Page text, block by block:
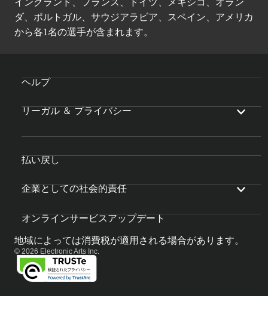
ダ、ポルトガル、サウジアラビア、スペイン、アメリカ
から各1名の選手が含まれます。
ヘルプ
リーガル ＆ プライバシー
払い戻し
企業としての社会的責任
オンラインサービスアップデート
地域によっては消費税が適用される場合があります。
© 2026 Electronic Arts Inc.